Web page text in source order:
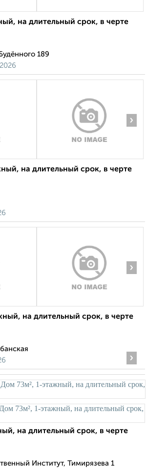
на длительный срок, в черте
189
›
на длительный срок, в черте
›
на длительный срок, в черте
›
на длительный срок, в черте
Институт, Тимирязева 1